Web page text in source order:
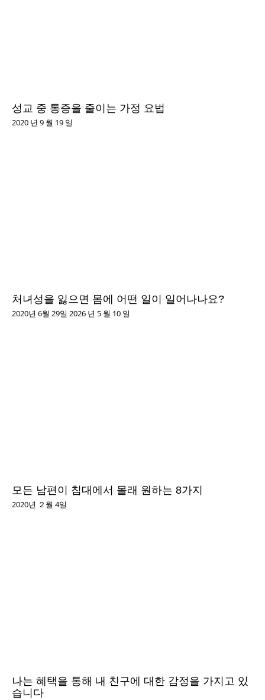
성교 중 통증을 줄이는 가정 요법
2020 년 9 월 19 일
처녀성을 잃으면 몸에 어떤 일이 일어나나요?
2020년 6월 29일 2026 년 5 월 10 일
모든 남편이 침대에서 몰래 원하는 8가지
2020년 ２월 4일
나는 혜택을 통해 내 친구에 대한 감정을 가지고 있
습니다